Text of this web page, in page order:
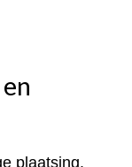
plaatsing.